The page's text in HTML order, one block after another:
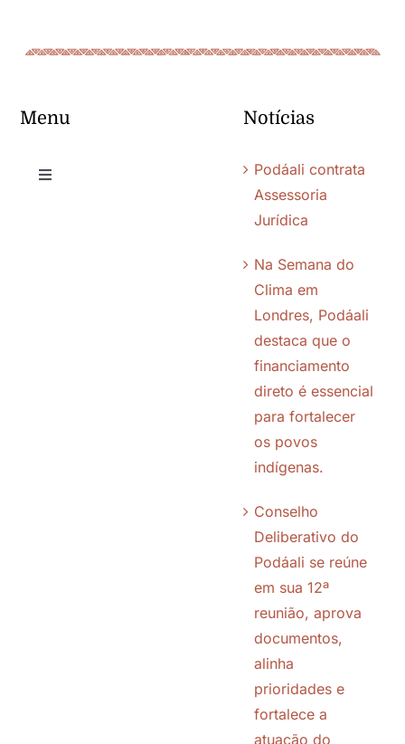
Menu
Toggle
Notícias
Podáali contrata
Assessoria
Jurídica
Na Semana do
Clima em
Londres, Podáali
destaca que o
financiamento
direto é essencial
para fortalecer
os povos
indígenas.
Conselho
Deliberativo do
Podáali se reúne
em sua 12ª
reunião, aprova
documentos,
alinha
prioridades e
fortalece a
atuação do